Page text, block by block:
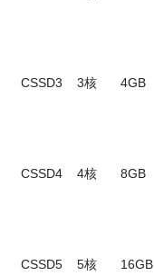
CSSD3 3核 4GB
CSSD4 4核 8GB
CSSD5 5核 16GB